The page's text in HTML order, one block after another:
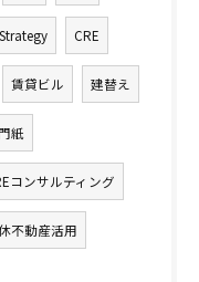
CRE
賃貸ビル 建替え
紙
コンサルティング
不動産活用